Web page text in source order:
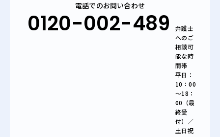
電話でのお問い合わせ
0120-002-489
弁護士
へのご
相談可
能な時
間帯
平日：
10：00
～18：
00（最
終受
付）／
土日祝